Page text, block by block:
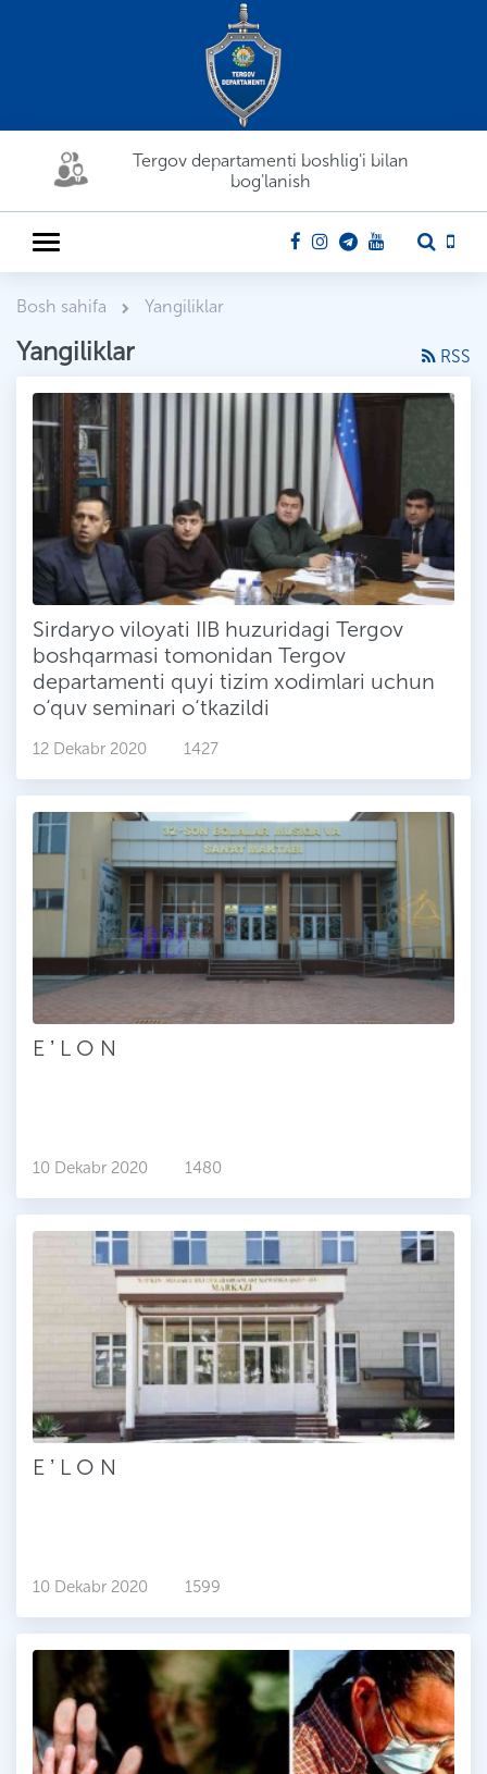
Tergov departamenti boshlig'i bilan
bog'lanish
Bosh sahifa Yangiliklar
Yangiliklar RSS
Sirdaryo viloyati IIB huzuridagi Tergov
boshqarmasi tomonidan Tergov
departamenti quyi tizim xodimlari uchun
o‘quv seminari o‘tkazildi
12 Dekabr 2020 1427
E ʼ L O N
10 Dekabr 2020 1480
E ʼ L O N
10 Dekabr 2020 1599